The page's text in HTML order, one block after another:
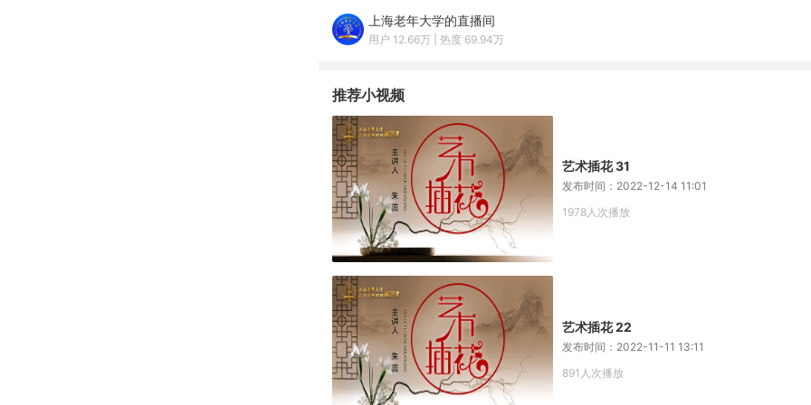
上海老年大学的直播间
用户 12.66万 | 热度 69.94万
推荐小视频
艺术插花 31
发布时间：2022-12-14 11:01
1978人次播放
艺术插花 22
发布时间：2022-11-11 13:11
891人次播放